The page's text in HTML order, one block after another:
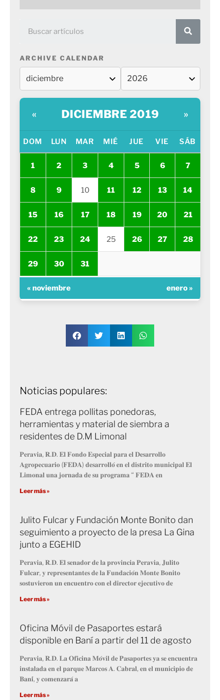
ARCHIVE CALENDAR
« DICIEMBRE 2019 »
DOM LUN MAR MIÉ JUE VIE SÁB
1 2 3 4 5 6 7
8 9 10 11 12 13 14
15 16 17 18 19 20 21
22 23 24 25 26 27 28
29 30 31
« noviembre enero »
Noticias populares:
FEDA entrega pollitas ponedoras,
herramientas y material de siembra a
residentes de D.M Limonal
𝐏𝐞𝐫𝐚𝐯𝐢𝐚, 𝐑.𝐃. 𝐄𝐥 𝐅𝐨𝐧𝐝𝐨 𝐄𝐬𝐩𝐞𝐜𝐢𝐚𝐥 𝐩𝐚𝐫𝐚 𝐞𝐥 𝐃𝐞𝐬𝐚𝐫𝐫𝐨𝐥𝐥𝐨
𝐀𝐠𝐫𝐨𝐩𝐞𝐜𝐮𝐚𝐫𝐢𝐨 (𝐅𝐄𝐃𝐀) 𝐝𝐞𝐬𝐚𝐫𝐫𝐨𝐥𝐥𝐨́ 𝐞𝐧 𝐞𝐥 𝐝𝐢𝐬𝐭𝐫𝐢𝐭𝐨 𝐦𝐮𝐧𝐢𝐜𝐢𝐩𝐚𝐥 𝐄𝐥
𝐋𝐢𝐦𝐨𝐧𝐚𝐥 𝐮𝐧𝐚 𝐣𝐨𝐫𝐧𝐚𝐝𝐚 𝐝𝐞 𝐬𝐮 𝐩𝐫𝐨𝐠𝐫𝐚𝐦𝐚 “ 𝐅𝐄𝐃𝐀 𝐞𝐧
Leer más »
Julito Fulcar y Fundación Monte Bonito dan
seguimiento a proyecto de la presa La Gina
junto a EGEHID
𝐏𝐞𝐫𝐚𝐯𝐢𝐚, 𝐑.𝐃. 𝐄𝐥 𝐬𝐞𝐧𝐚𝐝𝐨𝐫 𝐝𝐞 𝐥𝐚 𝐩𝐫𝐨𝐯𝐢𝐧𝐜𝐢𝐚 𝐏𝐞𝐫𝐚𝐯𝐢𝐚, 𝐉𝐮𝐥𝐢𝐭𝐨
𝐅𝐮𝐥𝐜𝐚𝐫, 𝐲 𝐫𝐞𝐩𝐫𝐞𝐬𝐞𝐧𝐭𝐚𝐧𝐭𝐞𝐬 𝐝𝐞 𝐥𝐚 𝐅𝐮𝐧𝐝𝐚𝐜𝐢𝐨́𝐧 𝐌𝐨𝐧𝐭𝐞 𝐁𝐨𝐧𝐢𝐭𝐨
𝐬𝐨𝐬𝐭𝐮𝐯𝐢𝐞𝐫𝐨𝐧 𝐮𝐧 𝐞𝐧𝐜𝐮𝐞𝐧𝐭𝐫𝐨 𝐜𝐨𝐧 𝐞𝐥 𝐝𝐢𝐫𝐞𝐜𝐭𝐨𝐫 𝐞𝐣𝐞𝐜𝐮𝐭𝐢𝐯𝐨 𝐝𝐞
Leer más »
Oficina Móvil de Pasaportes estará
disponible en Baní a partir del 11 de agosto
𝐏𝐞𝐫𝐚𝐯𝐢𝐚, 𝐑.𝐃. 𝐋𝐚 𝐎𝐟𝐢𝐜𝐢𝐧𝐚 𝐌𝐨́𝐯𝐢𝐥 𝐝𝐞 𝐏𝐚𝐬𝐚𝐩𝐨𝐫𝐭𝐞𝐬 𝐲𝐚 𝐬𝐞 𝐞𝐧𝐜𝐮𝐞𝐧𝐭𝐫𝐚
𝐢𝐧𝐬𝐭𝐚𝐥𝐚𝐝𝐚 𝐞𝐧 𝐞𝐥 𝐩𝐚𝐫𝐪𝐮𝐞 𝐌𝐚𝐫𝐜𝐨𝐬 𝐀. 𝐂𝐚𝐛𝐫𝐚𝐥, 𝐞𝐧 𝐞𝐥 𝐦𝐮𝐧𝐢𝐜𝐢𝐩𝐢𝐨 𝐝𝐞
𝐁𝐚𝐧𝐢́, 𝐲 𝐜𝐨𝐦𝐞𝐧𝐳𝐚𝐫𝐚́ 𝐚
Leer más »